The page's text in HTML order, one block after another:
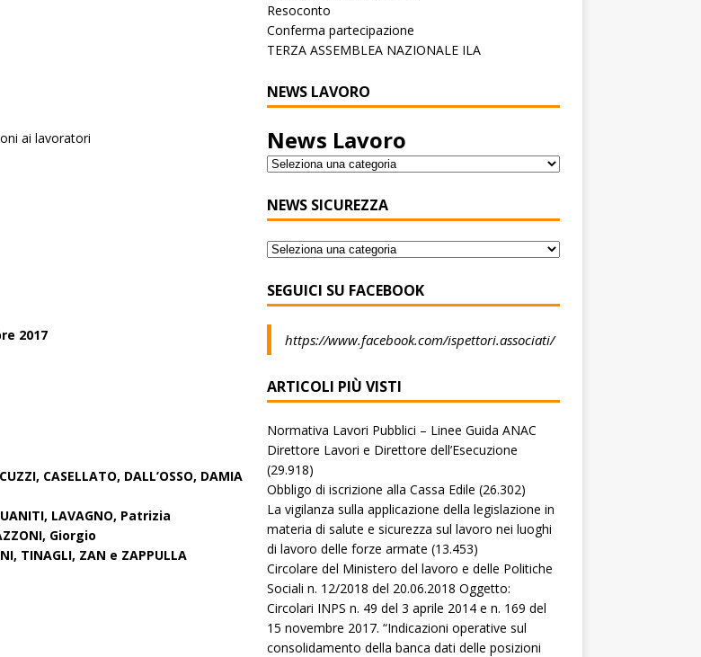
ai lavoratori
2017
CASELLATO, DALL’OSSO, DAMIA
LAVAGNO, Patrizia
Giorgio
TINAGLI, ZAN e ZAPPULLA
Resoconto
Conferma partecipazione
TERZA ASSEMBLEA NAZIONALE ILA
NEWS LAVORO
News Lavoro
NEWS SICUREZZA
SEGUICI SU FACEBOOK
https://www.facebook.com/ispettori.associati/
ARTICOLI PIÙ VISTI
Normativa Lavori Pubblici – Linee Guida ANAC
Direttore Lavori e Direttore dell’Esecuzione
(29.918)
Obbligo di iscrizione alla Cassa Edile (26.302)
La vigilanza sulla applicazione della legislazione in
materia di salute e sicurezza sul lavoro nei luoghi
di lavoro delle forze armate (13.453)
Circolare del Ministero del lavoro e delle Politiche
Sociali n. 12/2018 del 20.06.2018 Oggetto:
Circolari INPS n. 49 del 3 aprile 2014 e n. 169 del
15 novembre 2017. “Indicazioni operative sul
consolidamento della banca dati delle posizioni